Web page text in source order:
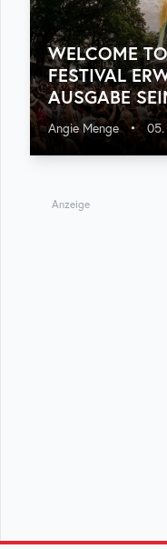
WELCOME
FESTIVAL
USGABE
Angie Menge • 05.
Anzeige